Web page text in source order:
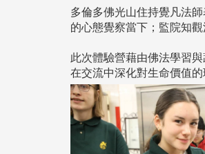
多倫多佛光山住持覺凡法
的心態覺察當下；監院知
此次體驗營藉由佛法學習
在交流中深化對生命價值